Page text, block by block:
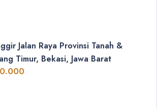
Jalan Raya Provinsi Tanah &
Timur, Bekasi, Jawa Barat